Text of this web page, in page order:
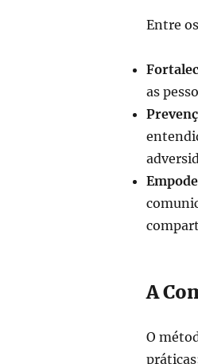
Entre
as
A
O